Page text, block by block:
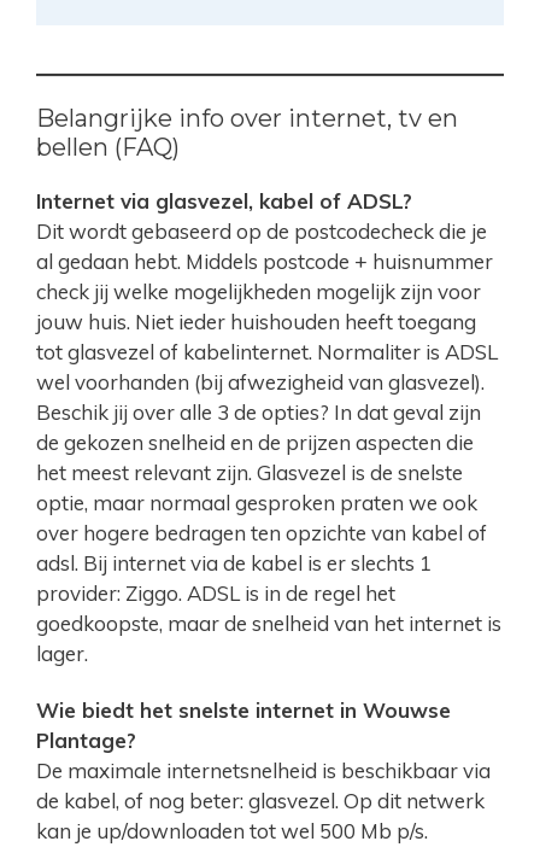
Belangrijke info over internet, tv en
bellen (FAQ)
Internet via glasvezel, kabel of ADSL?
Dit wordt gebaseerd op de postcodecheck die je
al gedaan hebt. Middels postcode + huisnummer
check jij welke mogelijkheden mogelijk zijn voor
jouw huis. Niet ieder huishouden heeft toegang
tot glasvezel of kabelinternet. Normaliter is ADSL
wel voorhanden (bij afwezigheid van glasvezel).
Beschik jij over alle 3 de opties? In dat geval zijn
de gekozen snelheid en de prijzen aspecten die
het meest relevant zijn. Glasvezel is de snelste
optie, maar normaal gesproken praten we ook
over hogere bedragen ten opzichte van kabel of
adsl. Bij internet via de kabel is er slechts 1
provider: Ziggo. ADSL is in de regel het
goedkoopste, maar de snelheid van het internet is
lager.
Wie biedt het snelste internet in Wouwse
Plantage?
De maximale internetsnelheid is beschikbaar via
de kabel, of nog beter: glasvezel. Op dit netwerk
kan je up/downloaden tot wel 500 Mb p/s.